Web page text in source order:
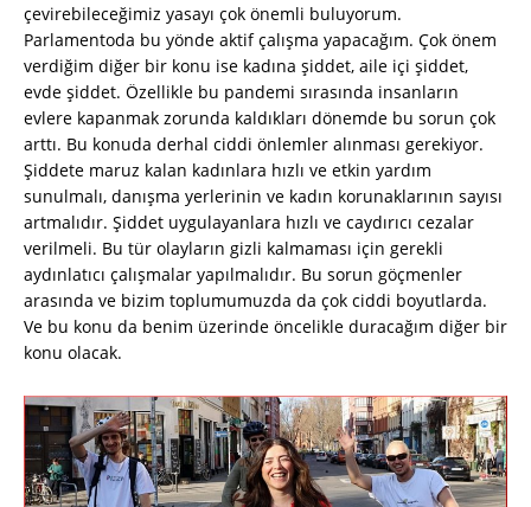
çevirebileceğimiz yasayı çok önemli buluyorum.
Parlamentoda bu yönde aktif çalışma yapacağım. Çok önem
verdiğim diğer bir konu ise kadına şiddet, aile içi şiddet,
evde şiddet. Özellikle bu pandemi sırasında insanların
evlere kapanmak zorunda kaldıkları dönemde bu sorun çok
arttı. Bu konuda derhal ciddi önlemler alınması gerekiyor.
Şiddete maruz kalan kadınlara hızlı ve etkin yardım
sunulmalı, danışma yerlerinin ve kadın korunaklarının sayısı
artmalıdır. Şiddet uygulayanlara hızlı ve caydırıcı cezalar
verilmeli. Bu tür olayların gizli kalmaması için gerekli
aydınlatıcı çalışmalar yapılmalıdır. Bu sorun göçmenler
arasında ve bizim toplumumuzda da çok ciddi boyutlarda.
Ve bu konu da benim üzerinde öncelikle duracağım diğer bir
konu olacak.